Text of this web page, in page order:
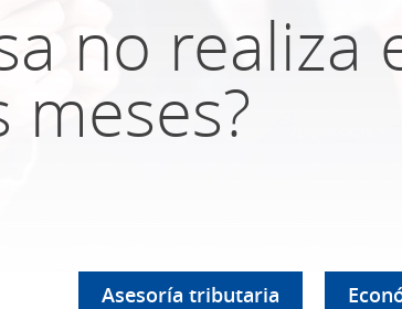
no realiza
Asesoría tributaria